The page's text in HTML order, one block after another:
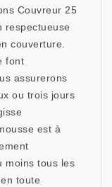
Couvreur 25
respectueuse
couverture.
font
assurerons
ou trois jours
est à
moins tous les
toute